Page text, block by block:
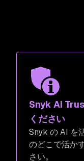
Snyk AI
ください
Snyk の AI を
のどこで活か
さい。